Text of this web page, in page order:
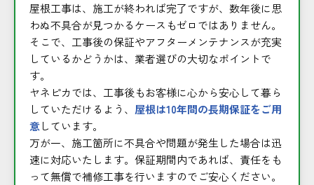
屋根工事は、施工が終われば完了ですが、数年後に思
わぬ不具合が見つかるケースもゼロではありません。
そこで、工事後の保証やアフターメンテナンスが充実
しているかどうかは、業者選びの大切なポイントで
す。
ヤネピカでは、工事後もお客様に心から安心して暮ら
していただけるよう、 屋根は10年間の長期保証をご用
意しています。
万が一、施工箇所に不具合や問題が発生した場合は迅
速に対応いたします。保証期間内であれば、責任をも
って無償で補修工事を行いますのでご安心ください。